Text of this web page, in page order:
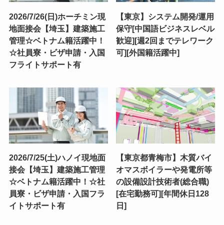
2026/7/26(日)ホーチミン現
地面接会【埼玉】建築施工
管理☆ベトナム籍活躍中！
☆社員寮・ビザ申請・入国
フライトサポート有
【東京】システム開発/運用
保守[中国語ビジネスレベル
歓迎][週2回までテレワーク
可][外国籍活躍中]
2026/7/25(土)ハノイ現地面
接会【埼玉】建築施工管理
☆ベトナム籍活躍中！☆社
員寮・ビザ申請・入国フラ
イトサポート有
【東京都青梅市】木質バイ
オマスボイラーや発電所等
の設備設計技術者(総合職)
[在宅勤務可][年間休日128
日]